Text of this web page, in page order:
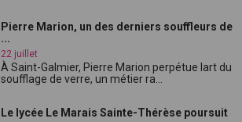
Pierre Marion, un des derniers souffleurs de
...
22 juillet
À Saint-Galmier, Pierre Marion perpétue lart du
soufflage de verre, un métier ra...
Le lycée Le Marais Sainte-Thérèse poursuit